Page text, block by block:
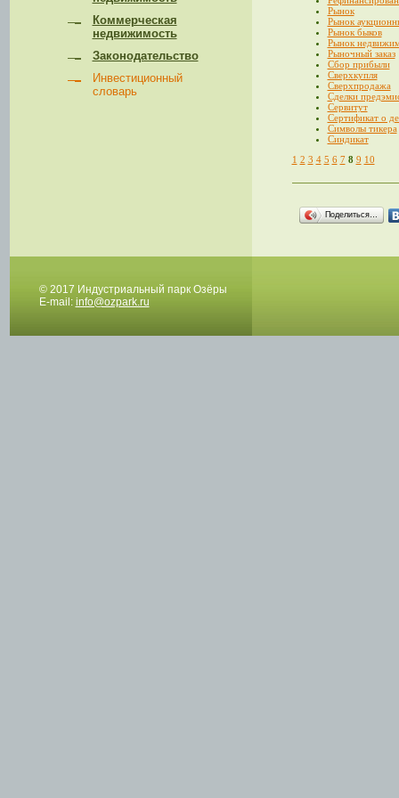
Коммерческая
недвижимость
Законодательство
Инвестиционный
словарь
Рынок
Рынок
Рынок быков
Рынок
Рыночный заказ
Сбор прибыли
Сверхкупля
Сверхпродажа
Сделки
Сервитут
Сертификат о
Символы тикера
Синдикат
1 2 3 4 5 6 7 8 9 10
Поделиться…
© 2017 Индустриальный парк Озёры
E-mail: info@ozpark.ru